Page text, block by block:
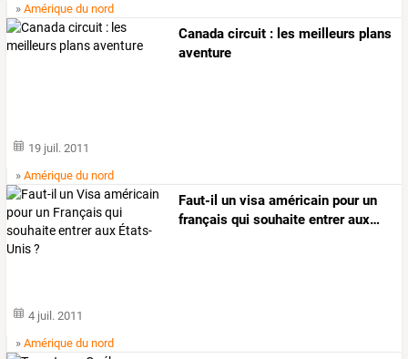
»Amérique du nord
Canada circuit : les meilleurs plans
aventure
19 juil. 2011
»Amérique du nord
Faut-il un visa américain pourun
français qui souhaite entreraux…
4 juil. 2011
»Amérique du nord